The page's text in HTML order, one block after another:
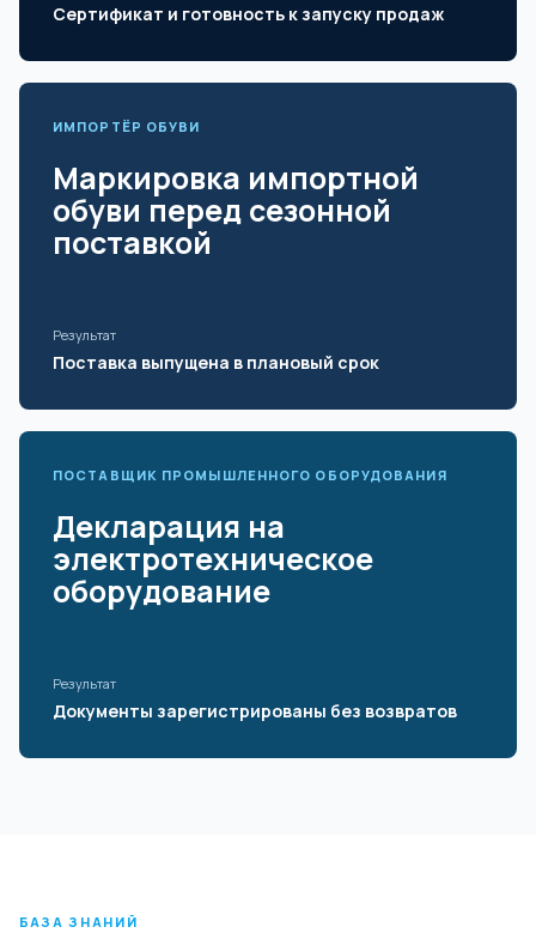
Сертификат и готовность к запуску продаж
ИМПОРТЁР ОБУВИ
Маркировка импортной
обуви перед сезонной
поставкой
Результат
Поставка выпущена в плановый срок
ПОСТАВЩИК ПРОМЫШЛЕННОГО ОБОРУДОВАНИЯ
Декларация на
электротехническое
оборудование
Результат
Документы зарегистрированы без возвратов
БАЗА ЗНАНИЙ